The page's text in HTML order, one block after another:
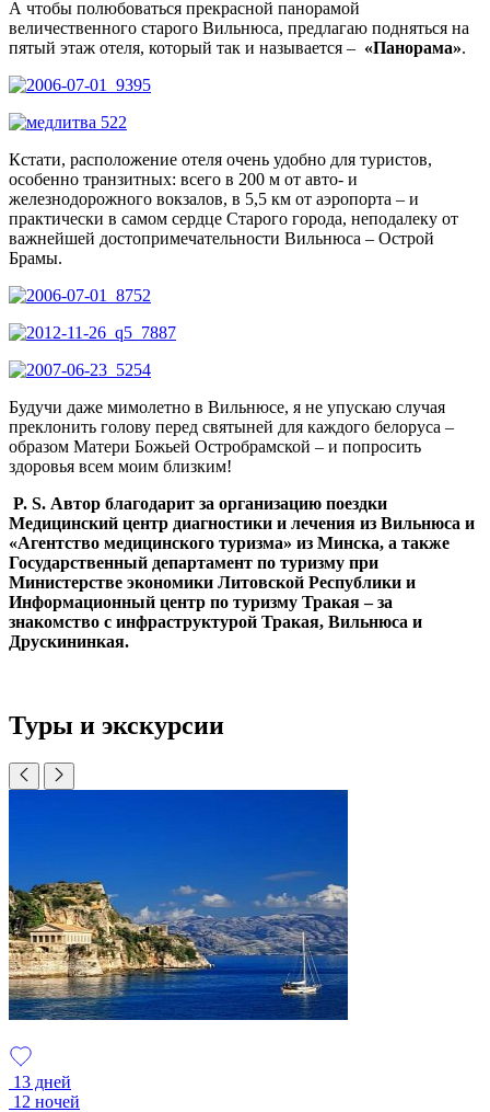
А чтобы полюбоваться прекрасной панорамой
величественного старого Вильнюса, предлагаю подняться на
пятый этаж отеля, который так и называется – «Панорама».
Кстати, расположение отеля очень удобно для туристов,
особенно транзитных: всего в 200 м от авто- и
железнодорожного вокзалов, в 5,5 км от аэропорта – и
практически в самом сердце Старого города, неподалеку от
важнейшей достопримечательности Вильнюса – Острой
Брамы.
Будучи даже мимолетно в Вильнюсе, я не упускаю случая
преклонить голову перед святыней для каждого белоруса –
образом Матери Божьей Остробрамской – и попросить
здоровья всем моим близким!
P. S. Автор благодарит за организацию поездки
Медицинский центр диагностики и лечения из Вильнюса и
«Агентство медицинского туризма» из Минска, а также
Государственный департамент по туризму при
Министерстве экономики Литовской Республики и
Информационный центр по туризму Тракая – за
знакомство с инфраструктурой Тракая, Вильнюса и
Друскининкая.
Туры и экскурсии
13 дней
12 ночей